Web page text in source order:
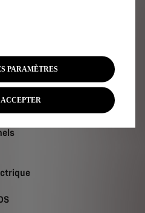
PARAMÈTRES